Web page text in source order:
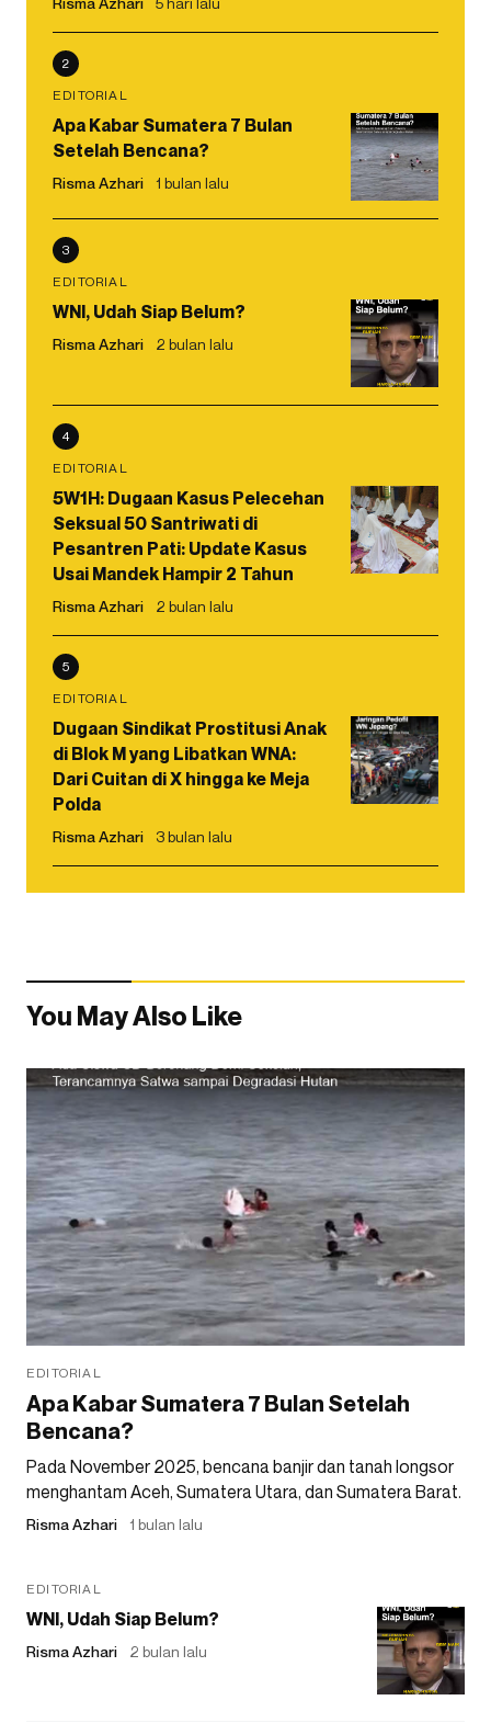
2
EDITORIAL
Apa Kabar Sumatera 7 Bulan
Setelah Bencana?
Risma Azhari 1 bulan lalu
3
EDITORIAL
WNI, Udah Siap Belum?
Risma Azhari 2 bulan lalu
4
EDITORIAL
5W1H: Dugaan Kasus Pelecehan
Seksual 50 Santriwati di
Pesantren Pati: Update Kasus
Usai Mandek Hampir 2 Tahun
Risma Azhari 2 bulan lalu
5
EDITORIAL
Dugaan Sindikat Prostitusi Anak
di Blok M yang Libatkan WNA:
Dari Cuitan di X hingga ke Meja
Polda
Risma Azhari 3 bulan lalu
You May Also Like
EDITORIAL
Apa Kabar Sumatera 7 Bulan Setelah
Bencana?
Pada November 2025, bencana banjir dan tanah longsor
menghantam Aceh, Sumatera Utara, dan Sumatera Barat.
Risma Azhari 1 bulan lalu
EDITORIAL
WNI, Udah Siap Belum?
Risma Azhari 2 bulan lalu